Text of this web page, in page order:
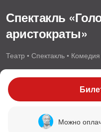
Спектакль
аристократы»
Театр • Спектакль •
Можно